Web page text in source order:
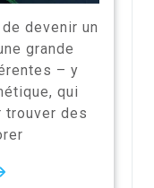
devenir un
grande
– y
qui
trouver des